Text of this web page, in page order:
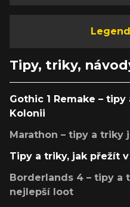
Tipy, triky,
Gothic 1 Remake –
Kolonii
Marathon – tipy a triky
Tipy a triky, jak přežít
Borderlands 4 – tipy a
nejlepší loot